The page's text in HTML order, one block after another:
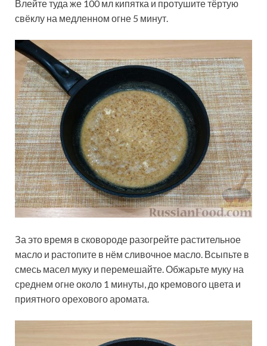
Влейте туда же 100 мл кипятка и протушите тёртую
свёклу на медленном огне 5 минут.
За это время в сковороде разогрейте растительное
масло и растопите в нём сливочное масло. Всыпьте в
смесь масел муку и перемешайте. Обжарьте муку на
среднем огне около 1 минуты, до кремового цвета и
приятного орехового аромата.